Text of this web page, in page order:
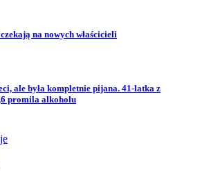
na nowych właścicieli
ale była kompletnie pijana. 41-latka z
promila alkoholu